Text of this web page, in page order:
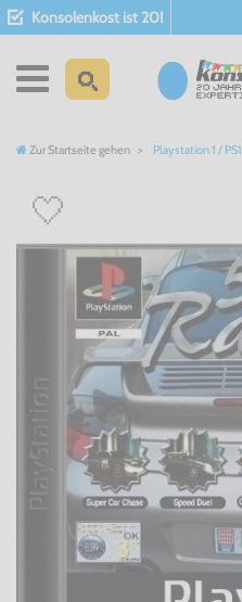
Konsolenkost ist 20!
Zur Startseite gehen Playstation 1 / PS1